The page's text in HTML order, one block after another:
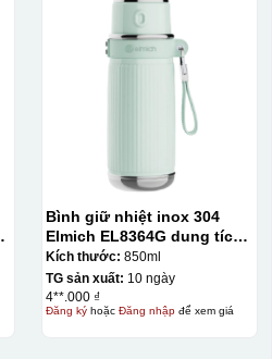
Bình giữ nhiệt inox 304
Elmich EL8364G dung tích
850ml
Kích thước: 850ml
TG sản xuất: 10 ngày
4**.000 ₫
Đăng kýhoặc Đăng nhậpđể xem giá